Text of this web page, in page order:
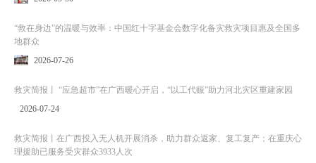
“救在身边”的温暖与效率：中国红十字基金会数字化备灾救灾项目惠及全国多
地群众
2026-07-26
救灾简报丨 “应急超市”在广西暖心开启，“以工代赈”助力河北灾区重建家园
2026-07-24
救灾简报丨在广西投入无人机开展消杀，助力群众返家、复工复产；在重庆心
理援助已服务受灾群众3933人次